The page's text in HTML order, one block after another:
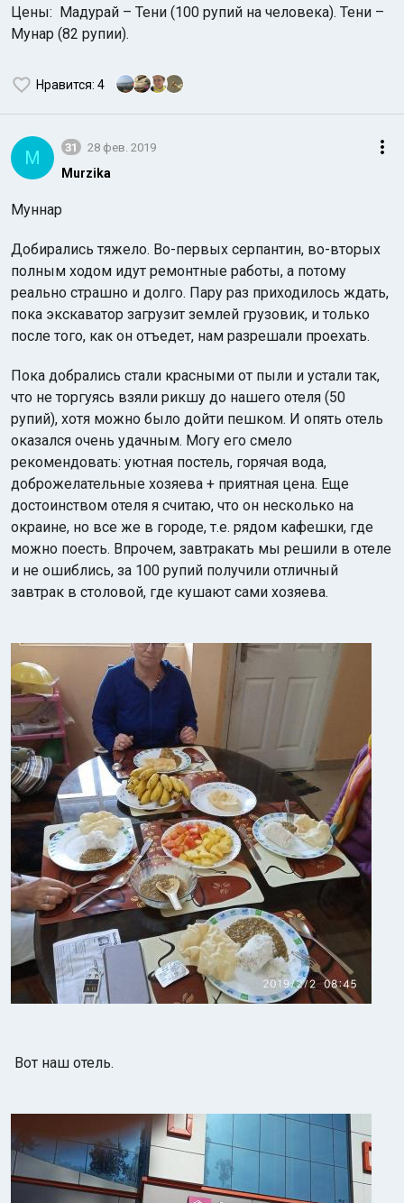
Цены: Мадурай – Тени (100 рупий на человека). Тени –
Мунар (82 рупии).
Нравится: 4
M 31 28 фев. 2019
Murzika
Муннар
Добирались тяжело. Во-первых серпантин, во-вторых
полным ходом идут ремонтные работы, а потому
реально страшно и долго. Пару раз приходилось ждать,
пока экскаватор загрузит землей грузовик, и только
после того, как он отъедет, нам разрешали проехать.
Пока добрались стали красными от пыли и устали так,
что не торгуясь взяли рикшу до нашего отеля (50
рупий), хотя можно было дойти пешком. И опять отель
оказался очень удачным. Могу его смело
рекомендовать: уютная постель, горячая вода,
доброжелательные хозяева + приятная цена. Еще
достоинством отеля я считаю, что он несколько на
окраине, но все же в городе, т.е. рядом кафешки, где
можно поесть. Впрочем, завтракать мы решили в отеле
и не ошиблись, за 100 рупий получили отличный
завтрак в столовой, где кушают сами хозяева.
Вот наш отель.